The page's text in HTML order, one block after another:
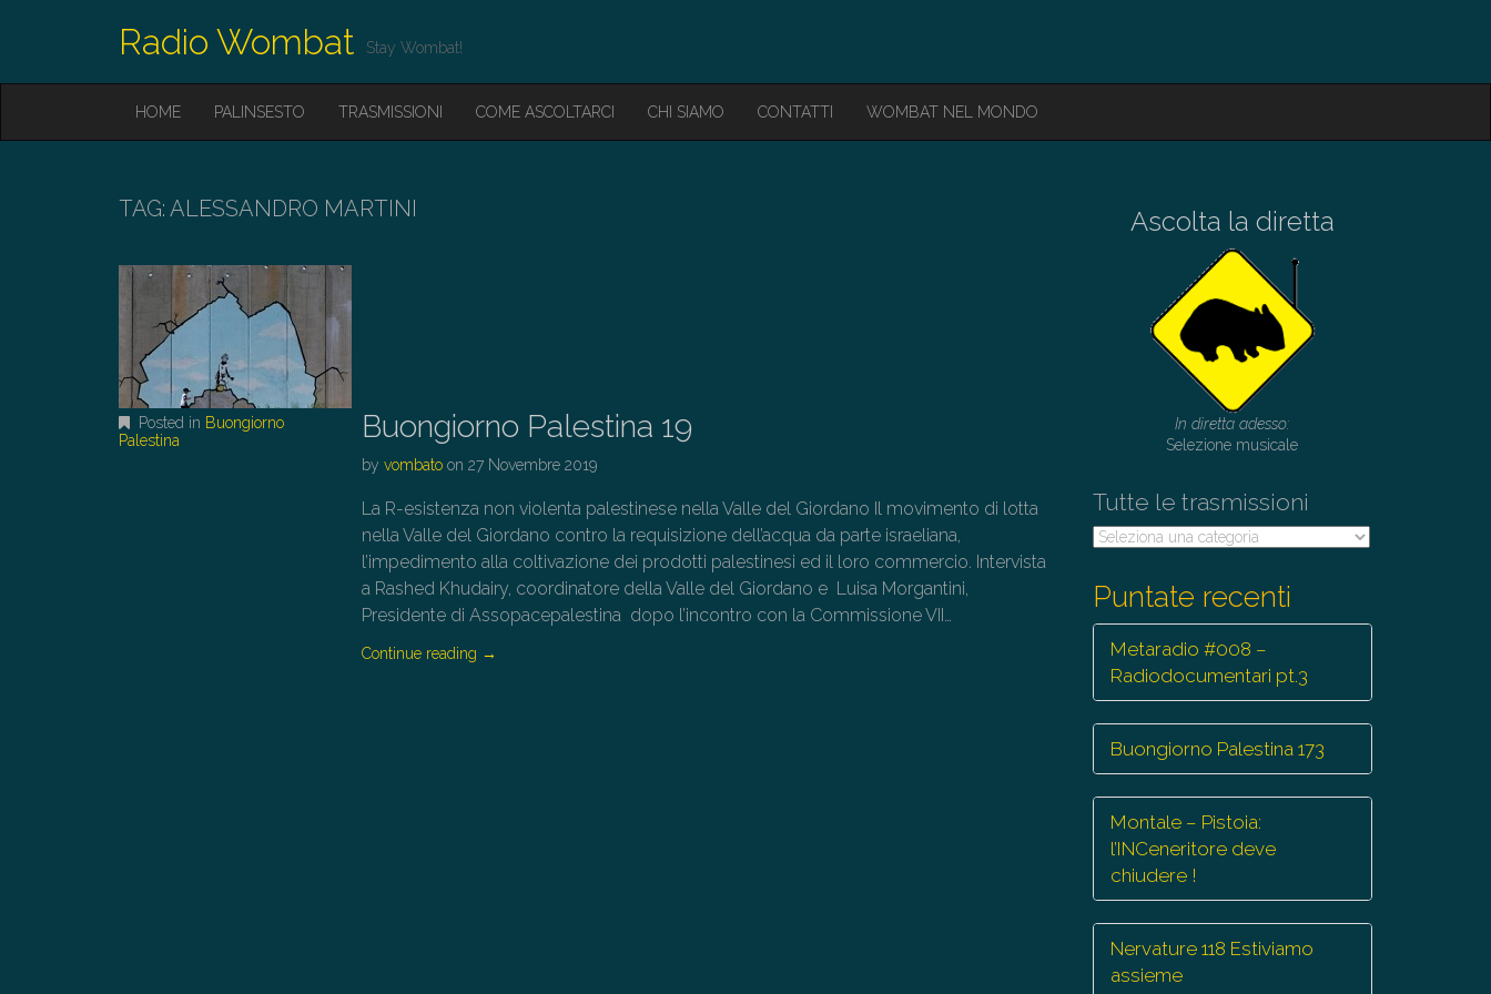
Radio Wombat Stay Wombat!
M
N
M
N
O
C
N
HOME PALINSESTO TRASMISSIONI COME ASCOLTARCI CHI SIAMO CONTATTI WOMBAT NEL MONDO
TAG: ALESSANDRO MARTINI
Posted in Buongiorno
Palestina
Buongiorno Palestina 19
byvombato on27 Novembre 2019
La R-esistenza non violenta palestinese nella Valle del Giordano Il movimento di lotta
nella Valle del Giordano contro la requisizione dell’acqua da parte israeliana,
l’impedimento alla coltivazione dei prodotti palestinesi ed il loro commercio. Intervista
a Rashed Khudairy, coordinatore della Valle del Giordano e Luisa Morgantini,
Presidente di Assopacepalestina dopo l’incontro con la Commissione VII…
Continue reading →
Ascolta la diretta
In diretta adesso:
Selezione musicale
Tutte le trasmissioni
Tutte
Puntate recenti
Metaradio #008 –
Radiodocumentari pt.3
Buongiorno Palestina 173
Montale – Pistoia:
l’INCeneritore deve
chiudere !
Nervature 118 Estiviamo
assieme